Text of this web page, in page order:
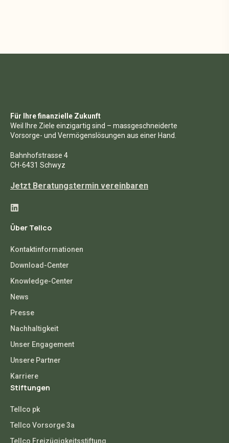
Für Ihre finanzielle Zukunft
Weil Ihre Ziele einzigartig sind – massgeschneiderte
Vorsorge- und Vermögenslösungen aus einer Hand.
Bahnhofstrasse 4
CH-6431 Schwyz
Jetzt Beratungstermin vereinbaren
Über Tellco
Kontaktinformationen
Download-Center
Knowledge-Center
News
Presse
Nachhaltigkeit
Unser Engagement
Unsere Partner
Karriere
Stiftungen
Tellco pk
Tellco Vorsorge 3a
Tellco Freizügigkeitsstiftung